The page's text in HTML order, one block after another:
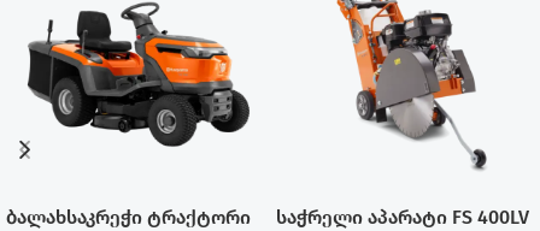
ბალახსაკრეჭი ტრაქტორი
საჭრელი აპარატი FS 400LV